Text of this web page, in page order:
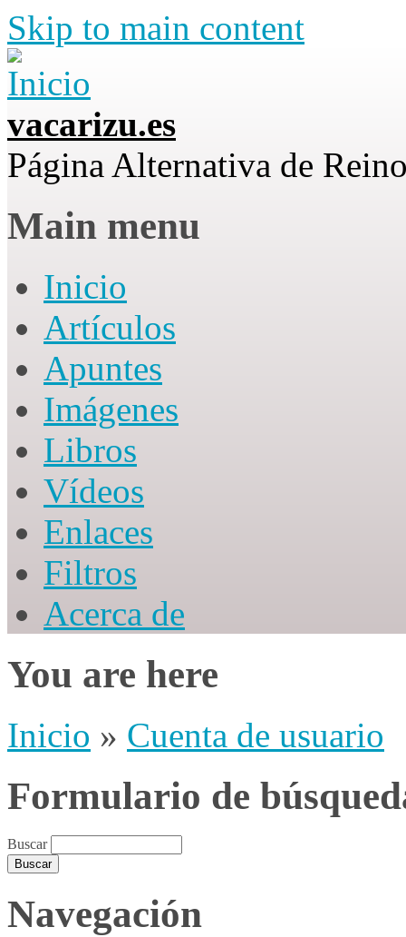
Skip to main content
vacarizu.es
Página Alternativa de
Main menu
Inicio
Artículos
Apuntes
Imágenes
Libros
Vídeos
Enlaces
Filtros
Acerca de
You are here
Inicio » Cuenta de usuario
Formulario de
Buscar
Navegación